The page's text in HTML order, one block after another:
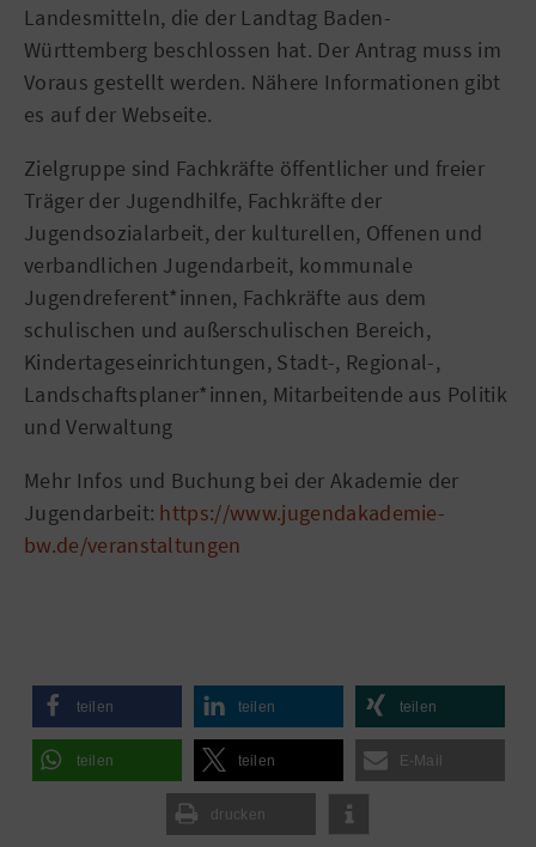
Landesmitteln, die der Landtag Baden-
Württemberg beschlossen hat. Der Antrag muss im
Voraus gestellt werden. Nähere Informationen gibt
es auf der Webseite.
Zielgruppe sind Fachkräfte öffentlicher und freier
Träger der Jugendhilfe, Fachkräfte der
Jugendsozialarbeit, der kulturellen, Offenen und
verbandlichen Jugendarbeit, kommunale
Jugendreferent*innen, Fachkräfte aus dem
schulischen und außerschulischen Bereich,
Kindertageseinrichtungen, Stadt-, Regional-,
Landschaftsplaner*innen, Mitarbeitende aus Politik
und Verwaltung
Mehr Infos und Buchung bei der Akademie der
Jugendarbeit: https://www.jugendakademie-
bw.de/veranstaltungen
teilen teilen teilen
teilen teilen E-Mail
drucken